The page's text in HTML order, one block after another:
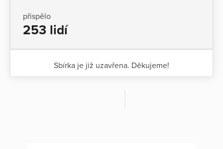
přispělo
253 lidí
Sbírka je již uzavřena. Děkujeme!